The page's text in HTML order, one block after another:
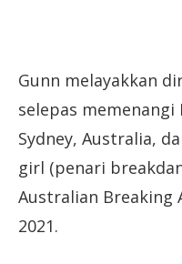
Gunn melayakkan
selepas memenangi
Sydney, Australia,
girl (penari
Australian Breaking
2021.